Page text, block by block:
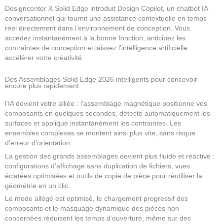
Designcenter X Solid Edge introduit Design Copilot, un chatbot IA
conversationnel qui fournit une assistance contextuelle en temps
réel directement dans l’environnement de conception. Vous
accédez instantanément à la bonne fonction, anticipez les
contraintes de conception et laissez l’intelligence artificielle
accélérer votre créativité.
Des Assemblages Solid Edge 2026 intelligents pour concevoir
encore plus rapidement
l’IA devient votre alliée : l’assemblage magnétique positionne vos
composants en quelques secondes, détecte automatiquement les
surfaces et applique instantanément les contraintes. Les
ensembles complexes se montent ainsi plus vite, sans risque
d’erreur d’orientation.
La gestion des grands assemblages devient plus fluide et réactive :
configurations d’affichage sans duplication de fichiers, vues
éclatées optimisées et outils de copie de pièce pour réutiliser la
géométrie en un clic.
Le mode allégé est optimisé, le chargement progressif des
composants et le masquage dynamique des pièces non
concernées réduisent les temps d’ouverture, même sur des